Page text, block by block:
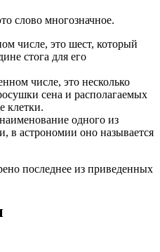
слово многозначное.
числе, это шест, который
стога для его
числе, это несколько
сена и располагаемых
клетки.
одного из
в астрономии оно называется
последнее из приведенных